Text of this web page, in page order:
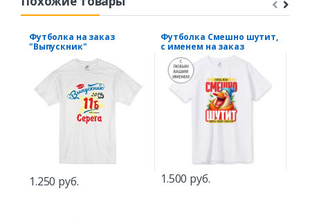
Футболка на заказ
"Выпускник"
1.250 руб.
Футболка Смешно шутит,
с именем на заказ
1.500 руб.